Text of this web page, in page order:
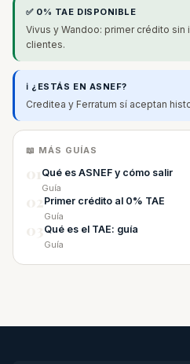
✅ 0% TAE DISPONIBLE
Vivus y Wandoo: primer crédito sin
clientes.
ℹ️ ¿ESTÁS EN ASNEF?
Creditea y Ferratum sí aceptan
📖 MÁS GUÍAS
Qué es ASNEF y cómo salir
Guía
Primer crédito al 0% TAE
Guía
Qué es el TAE: guía
Guía